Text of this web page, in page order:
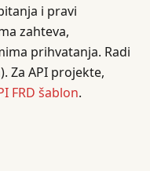
i pravi
zahteva,
prihvatanja. Radi
Za API projekte,
FRD šablon.